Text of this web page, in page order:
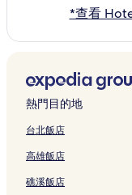
*查看
熱門目的地
台北飯店
高雄飯店
礁溪飯店